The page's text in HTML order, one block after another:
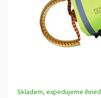
Skladem, expedujeme ihned